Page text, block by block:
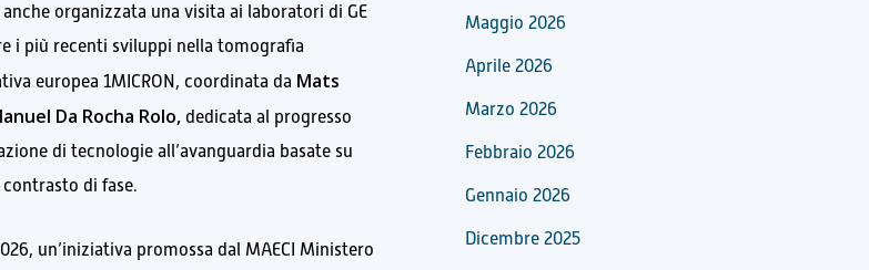
organizzata una visita ai laboratori di GE
i più recenti sviluppi nella tomografia
europea 1MICRON, coordinata da Mats
Da Rocha Rolo, dedicata al progresso
di tecnologie all’avanguardia basate su
di fase.
un’iniziativa promossa dal MAECI Ministero
Maggio 2026
Aprile 2026
Marzo 2026
Febbraio 2026
Gennaio 2026
Dicembre 2025